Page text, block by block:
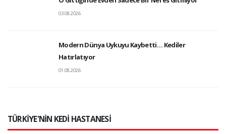
03.08.2026
Modern Dünya Uykuyu Kaybetti… Kediler
Hatırlatıyor
01.08.2026
TÜRKİYE'NİN KEDİ HASTANESİ